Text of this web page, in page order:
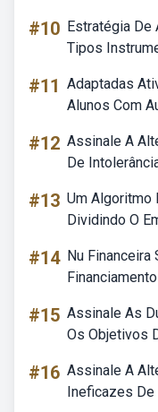
#10 Estratégia De
Tipos
#11 Adaptadas
Alunos Com
#12 Assinale A
De
#13 Um Algoritmo
Dividindo O
#14 Nu Financeira
#15 Assinale As
Os Objetivos
#16 Assinale A
Ineficazes De